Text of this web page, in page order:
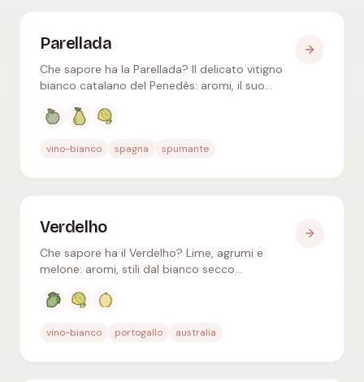
Parellada
Che sapore ha la Parellada? Il delicato vitigno
bianco catalano del Penedès: aromi, il suo
Aromi tipici
vino-bianco spagna spumante
Verdelho
Che sapore ha il Verdelho? Lime, agrumi e
melone: aromi, stili dal bianco secco
adatto.
Aromi tipici
vino-bianco portogallo australia